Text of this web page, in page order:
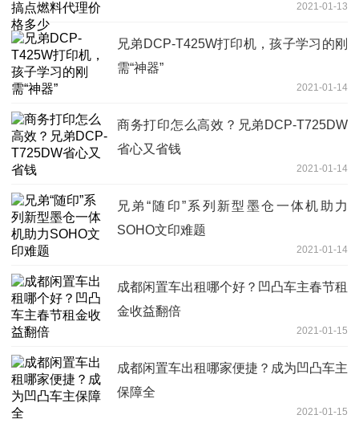
2021-01-13
兄弟DCP-T425W打印机，孩子学习的刚
需“神器”
2021-01-14
商务打印怎么高效？兄弟DCP-T725DW
省心又省钱
2021-01-14
兄弟“随印”系列新型墨仓一体机助力
SOHO文印难题
2021-01-14
成都闲置车出租哪个好？凹凸车主春节租
金收益翻倍
2021-01-15
成都闲置车出租哪家便捷？成为凹凸车主
保障全
2021-01-15